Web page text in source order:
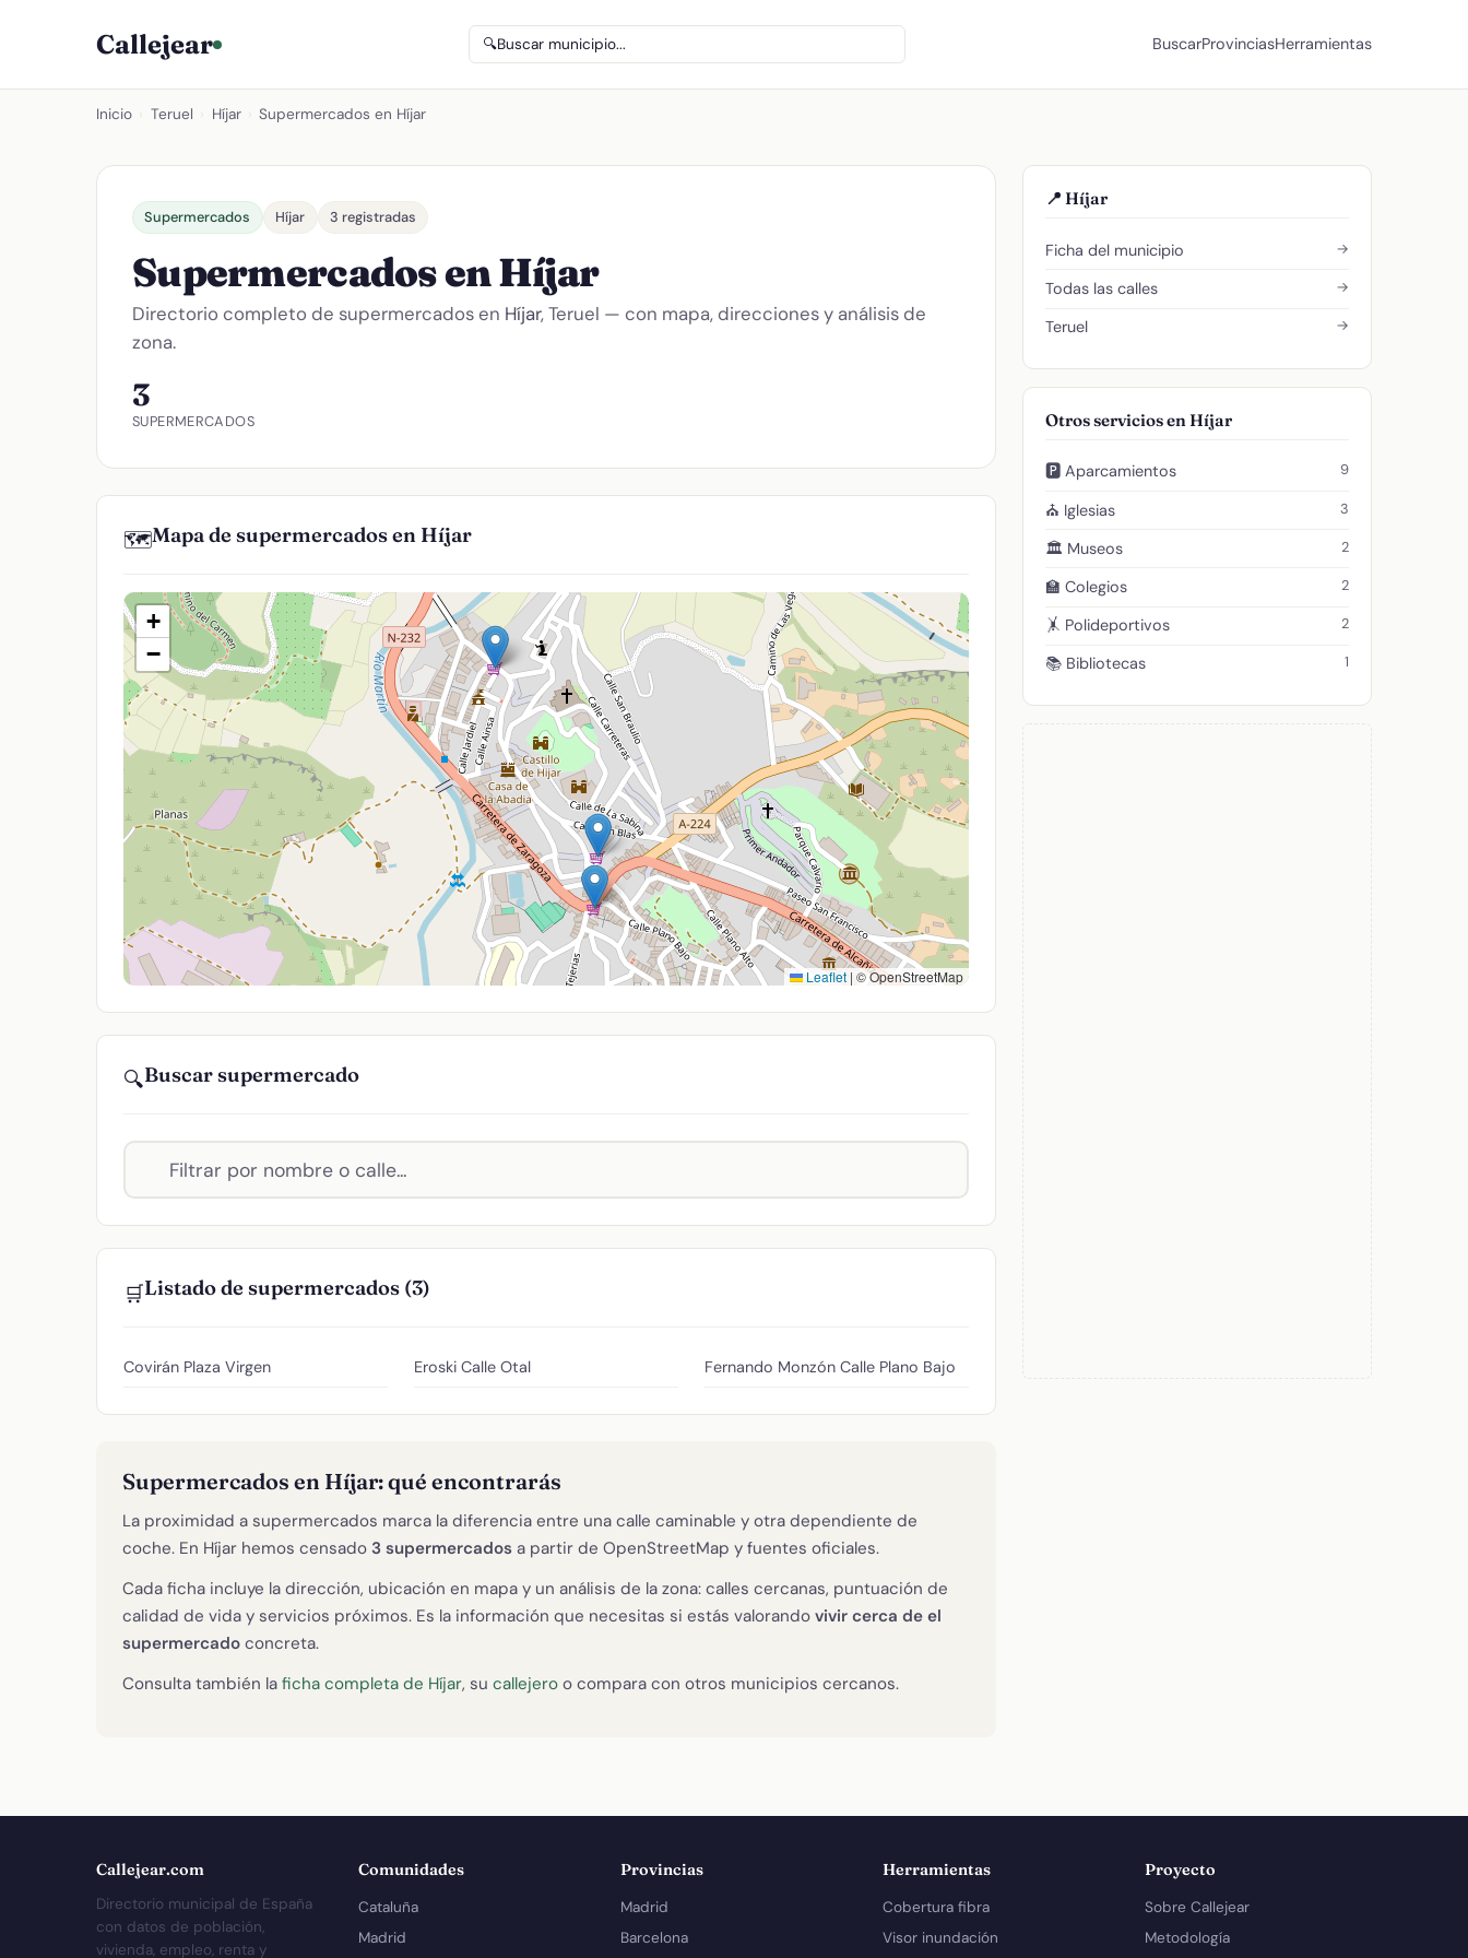
Callejear 🔍Buscar municipio... BuscarProvinciasHerramientas
Inicio Teruel Híjar Supermercados en Híjar
Supermercados Híjar 3 registradas
Supermercados en Híjar
Directorio completo de supermercados en Híjar, Teruel — con mapa, direcciones y análisis de
zona.
3
SUPERMERCADOS
🗺️Mapa de supermercados en Híjar
+
−
Leaflet | © OpenStreetMap
🔍Buscar supermercado
🛒Listado de supermercados (3)
Covirán Plaza Virgen Eroski Calle Otal Fernando Monzón Calle Plano Bajo
Supermercados en Híjar: qué encontrarás
La proximidad a supermercados marca la diferencia entre una calle caminable y otra dependiente de
coche. En Híjar hemos censado 3 supermercados a partir de OpenStreetMap y fuentes oficiales.
Cada ficha incluye la dirección, ubicación en mapa y un análisis de la zona: calles cercanas, puntuación de
calidad de vida y servicios próximos. Es la información que necesitas si estás valorando vivir cerca de el
supermercado concreta.
Consulta también la ficha completa de Híjar, su callejero o compara con otros municipios cercanos.
📍 Híjar
Ficha del municipio →
Todas las calles →
Teruel →
Otros servicios en Híjar
🅿️ Aparcamientos 9
⛪ Iglesias 3
🏛️ Museos 2
🏫 Colegios 2
🤸 Polideportivos 2
📚 Bibliotecas 1
Callejear.com
Directorio municipal de España
con datos de población,
vivienda, empleo, renta y
Comunidades
Cataluña
Madrid
Provincias
Madrid
Barcelona
Herramientas
Cobertura fibra
Visor inundación
Proyecto
Sobre Callejear
Metodología